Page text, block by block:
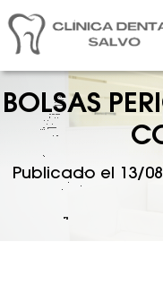
BOLSAS
Publicado el 13/